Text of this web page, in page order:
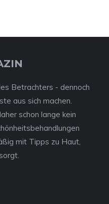
Betrachters - dennoch
aus sich machen.
schon lange kein
mit Tipps zu Haut,